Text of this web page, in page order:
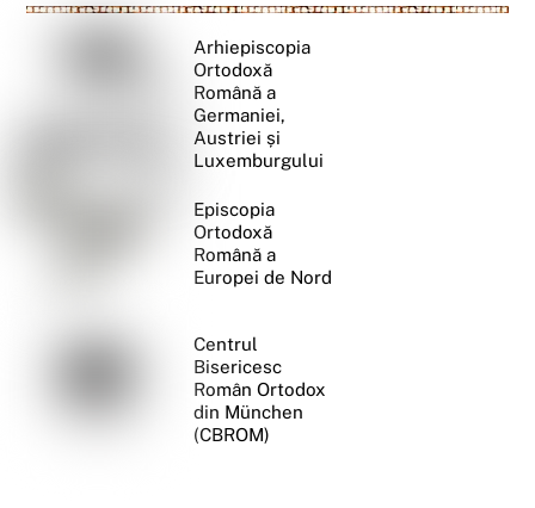
Arhiepiscopia
Ortodoxă
Română a
Germaniei,
Austriei și
Luxemburgului
Episcopia
Ortodoxă
Română a
Europei de Nord
Centrul
Bisericesc
Român Ortodox
din München
(CBROM)